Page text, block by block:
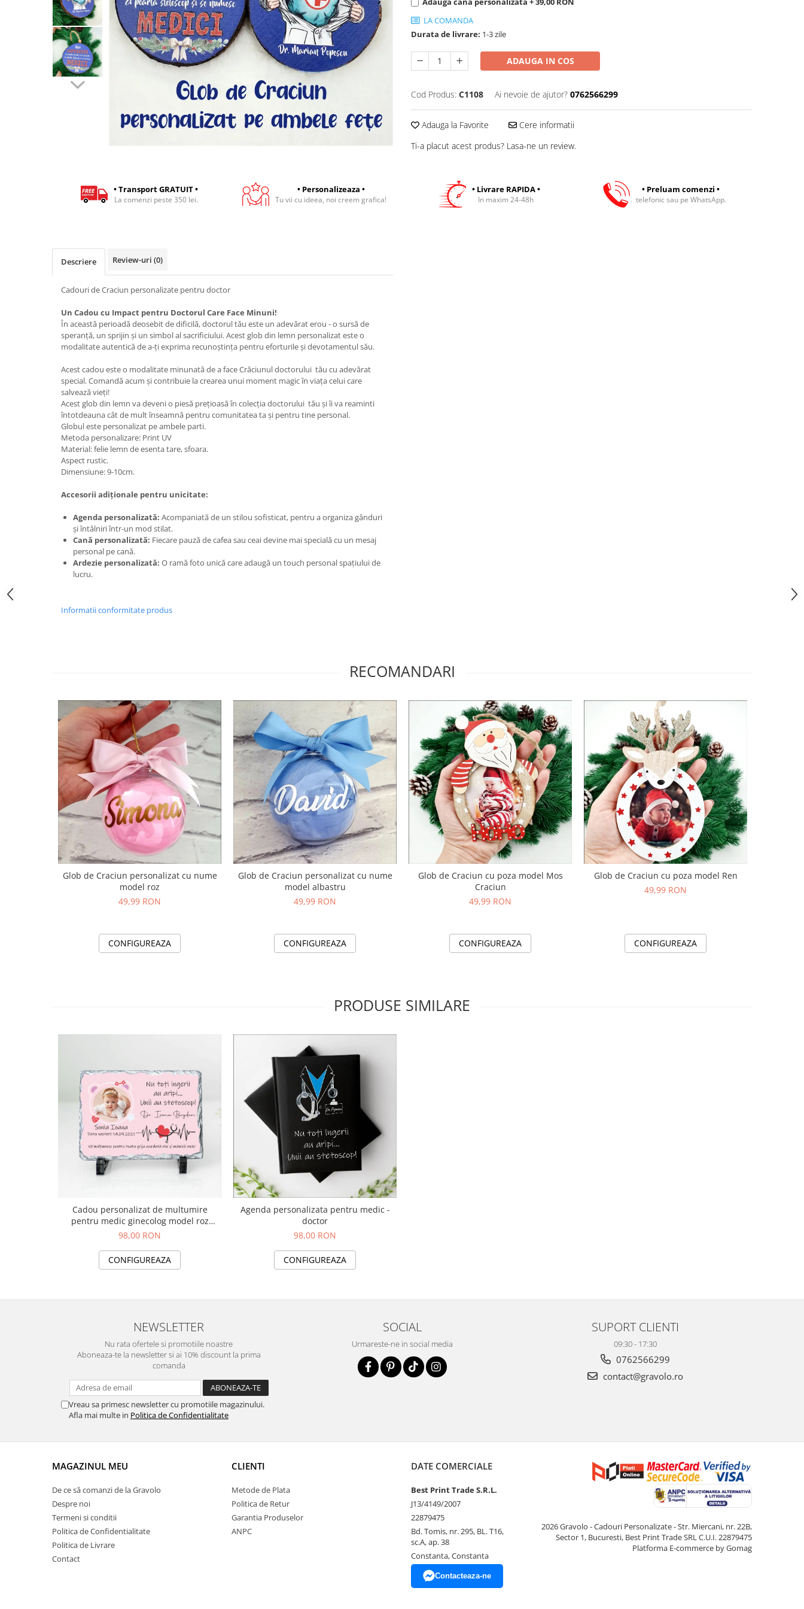
Body bebelusi personalizate
Perne personalizate
Plusuri personalizate
Agende personalizate
Etichete pentru sticla de vin
Cadouri pentru Doctori
Cadouri Pensionare
Cadouri Profesori
LA COMANDA
Durata de livrare: 1-3 zile
ADAUGA IN COS
Cod Produs: C1108 Ai nevoie de ajutor? 0762566299
Adauga la Favorite
Cere informatii
Ti-a placut acest produs? Lasa-ne un review.
• Transport GRATUIT •
La comenzi peste 350 lei.
• Personalizeaza •
Tu vii cu ideea, noi creem grafica!
• Livrare RAPIDA •
In maxim 24-48h
• Preluam comenzi •
telefonic sau pe WhatsApp.
Descriere Review-uri (0)
Cadouri de Craciun personalizate pentru doctor
Un Cadou cu Impact pentru Doctorul Care Face Minuni!
În această perioadă deosebit de dificilă, doctorul tău este un adevărat erou - o sursă de
speranță, un sprijin și un simbol al sacrificiului. Acest glob din lemn personalizat este o
modalitate autentică de a-ți exprima recunoștința pentru eforturile și devotamentul său.
Acest cadou este o modalitate minunată de a face Crăciunul doctorului tău cu adevărat
special. Comandă acum și contribuie la crearea unui moment magic în viața celui care
salvează vieți!
Acest glob din lemn va deveni o piesă prețioasă în colecția doctorului tău și îi va reaminti
întotdeauna cât de mult înseamnă pentru comunitatea ta și pentru tine personal.
Globul este personalizat pe ambele parti.
Metoda personalizare: Print UV
Material: felie lemn de esenta tare, sfoara.
Aspect rustic.
Dimensiune: 9-10cm.
Accesorii adiționale pentru unicitate:
Agenda personalizată: Acompaniată de un stilou sofisticat, pentru a organiza gânduri
și întâlniri într-un mod stilat.
Cană personalizată: Fiecare pauză de cafea sau ceai devine mai specială cu un mesaj
personal pe cană.
Ardezie personalizată: O ramă foto unică care adaugă un touch personal spațiului de
lucru.
Informatii conformitate produs
RECOMANDARI
Glob de Craciun personalizat cu nume
model roz
49,99 RON
CONFIGUREAZA
Glob de Craciun personalizat cu nume
model albastru
49,99 RON
CONFIGUREAZA
Glob de Craciun cu poza model Mos
Craciun
49,99 RON
CONFIGUREAZA
Glob de Craciun cu poza model Ren
49,99 RON
CONFIGUREAZA
PRODUSE SIMILARE
Cadou personalizat de multumire
pentru medic ginecolog model roz
(ardezie,piatra naturala personalizata)
98,00 RON
CONFIGUREAZA
Agenda personalizata pentru medic -
doctor
98,00 RON
CONFIGUREAZA
NEWSLETTER
Nu rata ofertele si promotiile noastre
Aboneaza-te la newsletter si ai 10% discount la prima
comanda
Vreau sa primesc newsletter cu promotiile magazinului.
Afla mai multe in Politica de Confidentialitate
SOCIAL
Urmareste-ne in social media
SUPORT CLIENTI
09:30 - 17:30
0762566299
contact@gravolo.ro
MAGAZINUL MEU
De ce să comanzi de la Gravolo
Despre noi
Termeni si conditii
Politica de Confidentialitate
Politica de Livrare
Contact
CLIENTI
Metode de Plata
Politica de Retur
Garantia Produselor
ANPC
DATE COMERCIALE
Best Print Trade S.R.L.
J13/4149/2007
22879475
Bd. Tomis, nr. 295, BL. T16,
sc.A, ap. 38
Constanta, Constanta
Contacteaza-ne
2026 Gravolo - Cadouri Personalizate - Str. Miercani, nr. 22B,
Sector 1, Bucuresti, Best Print Trade SRL C.U.I. 22879475
Platforma E-commerce by Gomag